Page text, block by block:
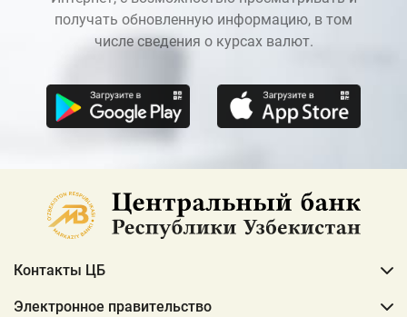
получать обновленную информацию, в том
числе сведения о курсах валют.
Контакты ЦБ
Электронное правительство